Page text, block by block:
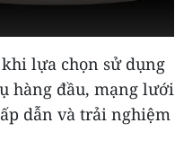
lựa chọn sử dụng
hàng đầu, mạng lưới
dẫn và trải nghiệm